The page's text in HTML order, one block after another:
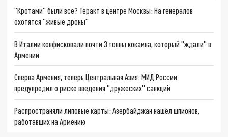
"Кротами" были все? Теракт в центре Москвы: На генералов
охотятся "живые дроны"
В Италии конфисковали почти 3 тонны кокаина, который "ждали" в
Армении
Сперва Армения, теперь Центральная Азия: МИД России
предупредил о риске введения "дружеских" санкций
Распространяли липовые карты: Азербайджан нашёл шпионов,
работавших на Армению